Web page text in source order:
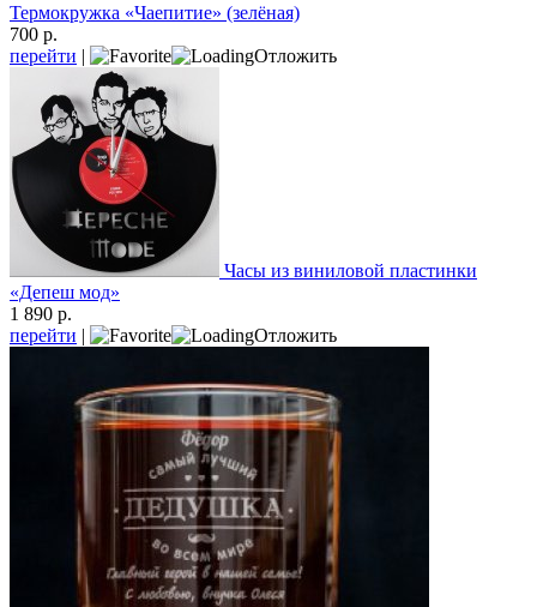
Термокружка «Чаепитие» (зелёная)
700 р.
перейти | Отложить
Часы из виниловой пластинки
«Депеш мод»
1 890 р.
перейти | Отложить